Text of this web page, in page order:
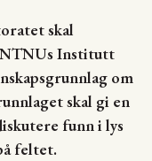
skal
NTNUs Institutt
om
skal gi en
funn i lys
feltet.